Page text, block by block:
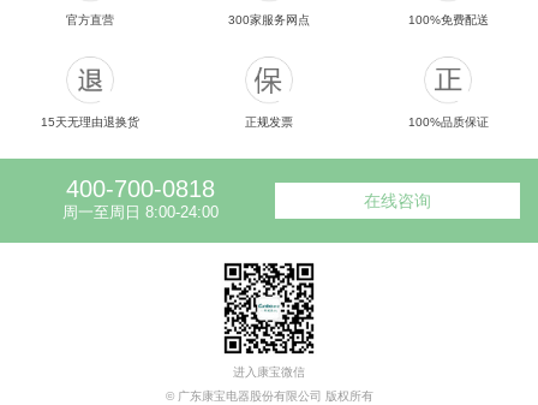
官方直营 300家服务网点 100%免费配送
15天无理由退换货 正规发票 100%品质保证
400-700-0818
周一至周日 8:00-24:00
在线咨询
进入康宝微信
© 广东康宝电器股份有限公司 版权所有